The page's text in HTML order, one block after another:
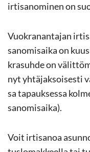
ir­ti­sa­no­mi­nen on
Vuo­kra­nan­ta­jan
sa­no­mi­sai­ka on
kra­suh­de on
nyt yh­tä­jak­soi­ses­ti
sa ta­pauk­ses­sa
sa­no­mi­sai­ka).
Voit ir­ti­sa­noa